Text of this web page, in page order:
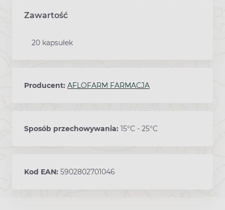
Zawartość
20 kapsułek
Producent: AFLOFARM FARMACJA
Sposób przechowywania: 15°C - 25°C
Kod EAN: 5902802701046